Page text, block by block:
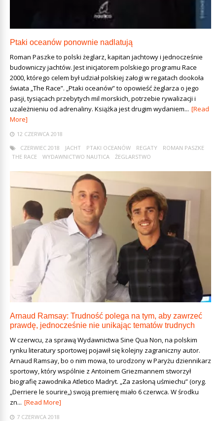
Ptaki oceanów ponownie nadlatują
Roman Paszke to polski żeglarz, kapitan jachtowy i jednocześnie
budowniczy jachtów. Jest inicjatorem polskiego programu Race
2000, którego celem był udział polskiej załogi w regatach dookoła
świata „The Race”. „Ptaki oceanów” to opowieść żeglarza o jego
pasji, tysiącach przebytych mil morskich, potrzebie rywalizacji i
uzależnieniu od adrenaliny. Książka jest drugim wydaniem... [Read
More]
12 CZERWCA 2018
CZERWIEC 2018
JACHT PTAKI OCEANÓW REGATY
ROMAN PASZKE
THE RACE
WYDAWNICTWO NAUTICA ŻEGLARSTWO
Arnaud Ramsay: Trudność polega na tym, aby zawrzeć
prawdę, jednocześnie nie unikając tematów trudnych
W czerwcu, za sprawą Wydawnictwa Sine Qua Non, na polskim
rynku literatury sportowej pojawił się kolejny zagraniczny autor.
Arnaud Ramsay, bo o nim mowa, to urodzony w Paryżu dziennikarz
sportowy, który wspólnie z Antoinem Griezmannem stworzył
biografię zawodnika Atletico Madryt. „Za zasłoną uśmiechu” (oryg.
„Derriere le sourire„) swoją premierę miało 6 czerwca. W środku
zn... [Read More]
7 CZERWCA 2018